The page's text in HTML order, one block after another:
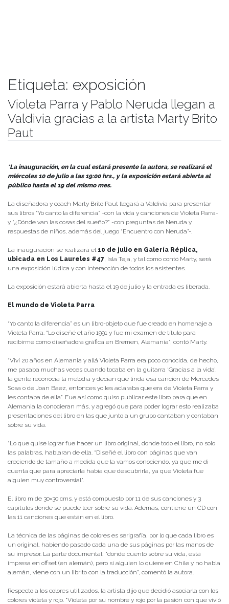
Etiqueta: exposición
Violeta Parra y Pablo Neruda llegan a
Valdivia gracias a la artista Marty Brito
Paut
*La inauguración, en la cual estará presente la autora, se realizará el
miércoles 10 de julio a las 19:00 hrs., y la exposición estará abierta al
público hasta el 19 del mismo mes.
La diseñadora y coach Marty Brito Paut llegará a Valdivia para presentar
sus libros “Yo canto la diferencia” -con la vida y canciones de Violeta Parra-
y “¿Dónde van las cosas del sueño?” -con preguntas de Neruda y
respuestas de niños, además del juego “Encuentro con Neruda”-.
La inauguración se realizará el 10 de julio en Galería Réplica,
ubicada en Los Laureles #47, Isla Teja, y tal como contó Marty, será
una exposición lúdica y con interacción de todos los asistentes.
La exposición estará abierta hasta el 19 de julio y la entrada es liberada.
El mundo de Violeta Parra
“Yo canto la diferencia” es un libro-objeto que fue creado en homenaje a
Violeta Parra. “Lo diseñé el año 1991 y fue mi examen de título para
recibirme como diseñadora gráfica en Bremen, Alemania”, contó Marty.
“Viví 20 años en Alemania y allá Violeta Parra era poco conocida, de hecho,
me pasaba muchas veces cuando tocaba en la guitarra ‘Gracias a la vida’,
la gente reconocía la melodía y decían que linda esa canción de Mercedes
Sosa o de Joan Baez, entonces yo les aclaraba que era de Violeta Parra y
les contaba de ella”. Fue así como quiso publicar este libro para que en
Alemania la conocieran más, y agregó que para poder lograr esto realizaba
presentaciones del libro en las que junto a un grupo cantaban y contaban
sobre su vida.
“Lo que quise lograr fue hacer un libro original, donde todo el libro, no solo
las palabras, hablaran de ella. “Diseñé el libro con páginas que van
creciendo de tamaño a medida que la vamos conociendo, ya que me di
cuenta que para apreciarla había que descubrirla, ya que Violeta fue
alguien muy controversial”.
El libro mide 30×30 cms. y está compuesto por 11 de sus canciones y 3
capítulos donde se puede leer sobre su vida. Además, contiene un CD con
las 11 canciones que están en el libro.
La técnica de las páginas de colores es serigrafía, por lo que cada libro es
un original, habiendo pasado cada una de sus páginas por las manos de
su impresor. La parte documental, “donde cuento sobre su vida, está
impresa en offset (en alemán), pero si alguien lo quiere en Chile y no habla
alemán, viene con un librito con la traducción”, comentó la autora.
Respecto a los colores utilizados, la artista dijo que decidió asociarla con los
colores violeta y rojo. “Violeta por su nombre y rojo por la pasión con que vivió